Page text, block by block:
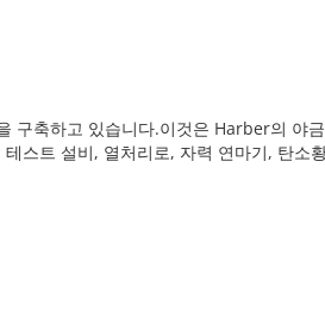
구축하고 있습니다.이것은 Harber의 야
스트 설비, 열처리로, 자력 연마기, 탄소